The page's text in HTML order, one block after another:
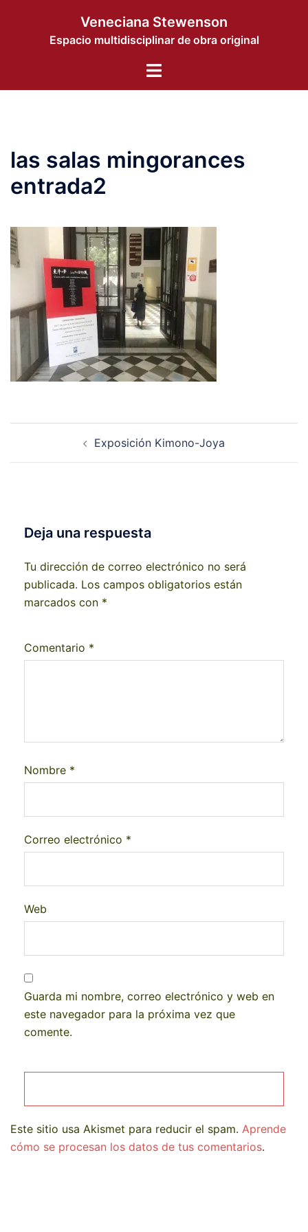
contenido
Veneciana Stewenson
Espacio multidisciplinar de obra original
Alternar
las salas mingorances
entrada2
Exposición Kimono-Joya
Deja una respuesta
Tu dirección de correo electrónico no será
publicada. Los campos obligatorios están
marcados con *
Comentario *
Nombre *
Correo electrónico *
Web
Guarda mi nombre, correo electrónico y web en
este navegador para la próxima vez que
comente.
Este sitio usa Akismet para reducir el spam. Aprende
cómo se procesan los datos de tus comentarios.